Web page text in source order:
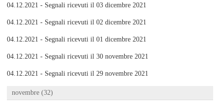
04.12.2021 - Segnali ricevuti il 03 dicembre 2021
04.12.2021 - Segnali ricevuti il 02 dicembre 2021
04.12.2021 - Segnali ricevuti il 01 dicembre 2021
04.12.2021 - Segnali ricevuti il 30 novembre 2021
04.12.2021 - Segnali ricevuti il 29 novembre 2021
novembre (32)